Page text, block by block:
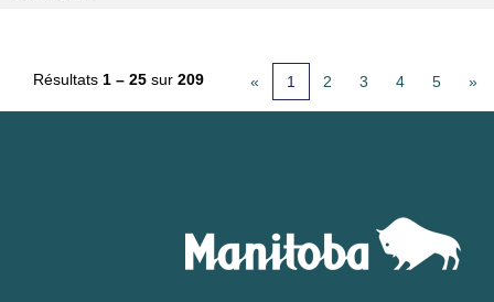
Résultats 1 – 25 sur 209 « 1 2 3 4 5 »